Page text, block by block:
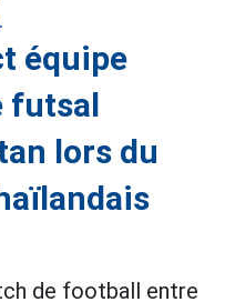
équipe
futsal
lors du
de football entre